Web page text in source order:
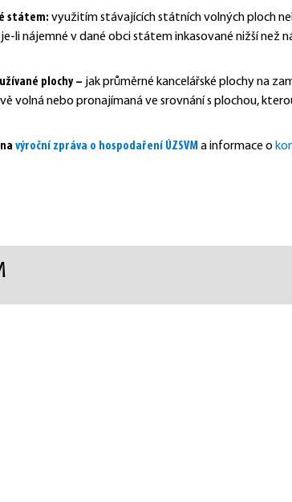
státem: využitím stávajících státních volných ploch
li nájemné v dané obci státem inkasované nižší než
plochy– jak průměrné kancelářské plochy na
volná nebo pronajímaná ve srovnání s plochou,
výroční zpráva o hospodaření ÚZSVM a informace o